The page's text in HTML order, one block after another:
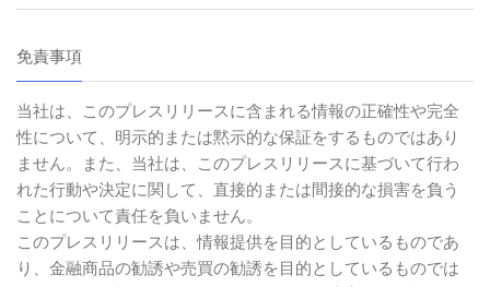
免責事項
当社は、このプレスリリースに含まれる情報の正確性や完全
性について、明示的または黙示的な保証をするものではあり
ません。また、当社は、このプレスリリースに基づいて行わ
れた行動や決定に関して、直接的または間接的な損害を負う
ことについて責任を負いません。
このプレスリリースは、情報提供を目的としているものであ
り、金融商品の勧誘や売買の勧誘を目的としているものでは